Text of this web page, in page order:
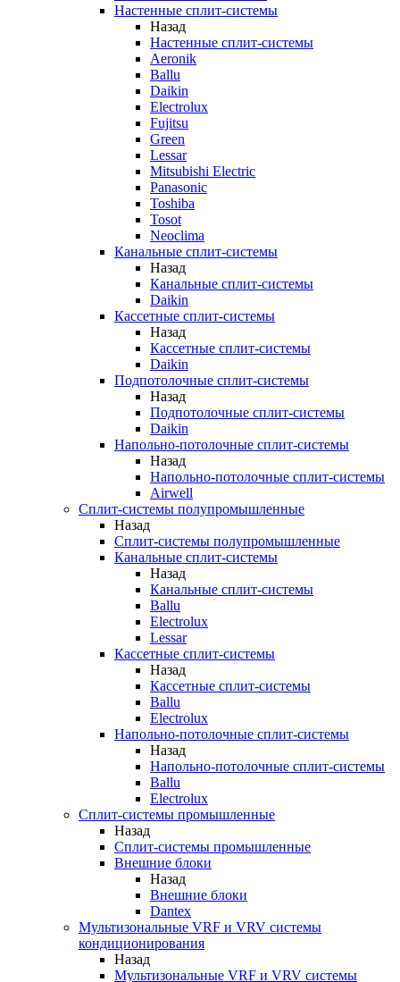
Настенные сплит-системы
Назад
Настенные сплит-системы
Aeronik
Ballu
Daikin
Electrolux
Fujitsu
Green
Lessar
Mitsubishi Electric
Panasonic
Toshiba
Tosot
Neoclima
Канальные сплит-системы
Назад
Канальные сплит-системы
Daikin
Кассетные сплит-системы
Назад
Кассетные сплит-системы
Daikin
Подпотолочные сплит-системы
Назад
Подпотолочные сплит-системы
Daikin
Напольно-потолочные сплит-системы
Назад
Напольно-потолочные сплит-системы
Airwell
Сплит-системы полупромышленные
Назад
Сплит-системы полупромышленные
Канальные сплит-системы
Назад
Канальные сплит-системы
Ballu
Electrolux
Lessar
Кассетные сплит-системы
Назад
Кассетные сплит-системы
Ballu
Electrolux
Напольно-потолочные сплит-системы
Назад
Напольно-потолочные сплит-системы
Ballu
Electrolux
Сплит-системы промышленные
Назад
Сплит-системы промышленные
Внешние блоки
Назад
Внешние блоки
Dantex
Мультизональные VRF и VRV системы
кондиционирования
Назад
Мультизональные VRF и VRV системы